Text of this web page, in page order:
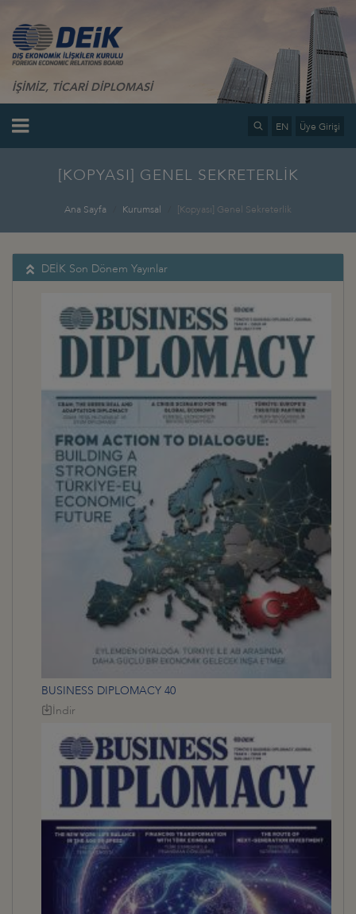
İŞİMİZ, TİCARİ DİPLOMASİ
EN Üye Girişi
[KOPYASI] GENEL SEKRETERLİK
Ana Sayfa Kurumsal [Kopyası] Genel Sekreterlik
DEİK Son Dönem Yayınlar
BUSINESS DIPLOMACY 40
İndir